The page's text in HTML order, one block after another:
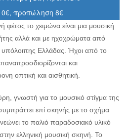
προπώληση 8€
φέτος το χειμώνα είναι μια μουσική
αλλά και με ηχοχρώματα από
υπόλοιπης Ελλάδας. Ήχοι από το
και
οπτική και αισθητική.
γνωστή για το μουσικό στίγμα της
επί σκηνής με το σχήμα
το παλιό παραδοσιακό υλικό
ελληνική μουσική σκηνή. Το